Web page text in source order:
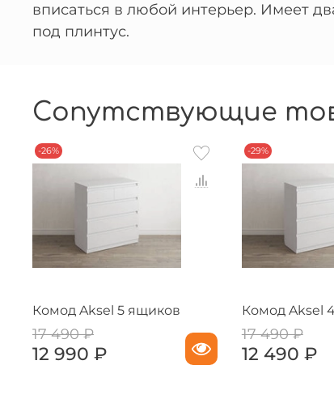
вписаться в любой интерьер. Имеет
под плинтус.
Сопутствующие
-26%
Комод Aksel 5 ящиков
17 490 ₽
12 990 ₽
-29%
Комод Aksel
17 490 ₽
12 490 ₽